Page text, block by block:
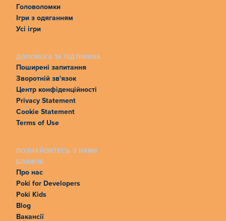
Головоломки
Ігри з одяганням
Усі ігри
ДОПОМОГА ТА ПІДТРИМКА
Поширені запитання
Зворотній зв'язок
Центр конфіденційності
Privacy Statement
Cookie Statement
Terms of Use
ПОЗНАЙОМТЕСЬ З НАМИ
БЛИЖЧЕ
Про нас
Poki for Developers
Poki Kids
Blog
Вакансії